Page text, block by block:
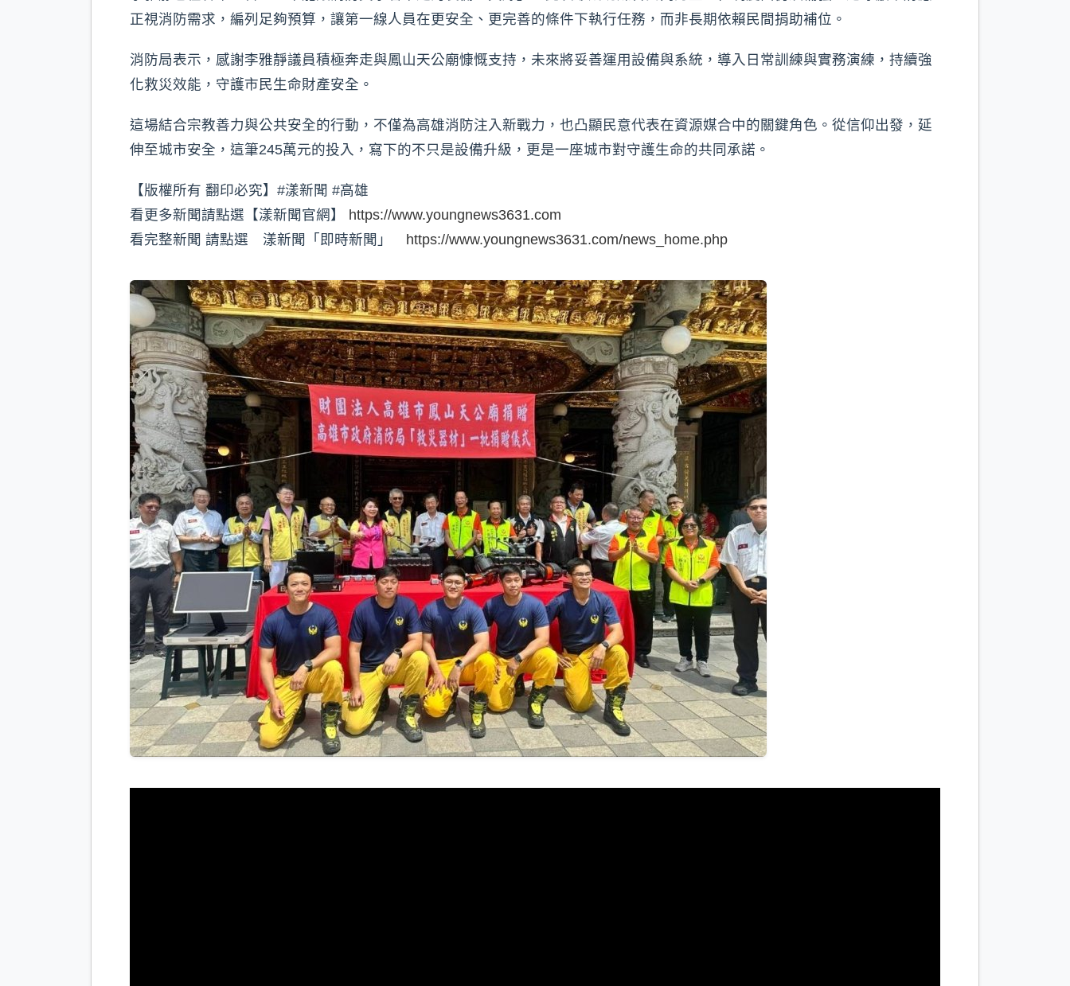
正視消防需求，編列足夠預算，讓第一線人員在更安全、更完善的條件下執行任務，而非長期依賴民間捐助補位。
消防局表示，感謝李雅靜議員積極奔走與鳳山天公廟慷慨支持，未來將妥善運用設備與系統，導入日常訓練與實務演練，持續強
化救災效能，守護市民生命財產安全。
這場結合宗教善力與公共安全的行動，不僅為高雄消防注入新戰力，也凸顯民意代表在資源媒合中的關鍵角色。從信仰出發，延
伸至城市安全，這筆245萬元的投入，寫下的不只是設備升級，更是一座城市對守護生命的共同承諾。
【版權所有 翻印必究】#漾新聞 #高雄
看更多新聞請點選【漾新聞官網】 https://www.youngnews3631.com
看完整新聞 請點選 漾新聞「即時新聞」 https://www.youngnews3631.com/news_home.php